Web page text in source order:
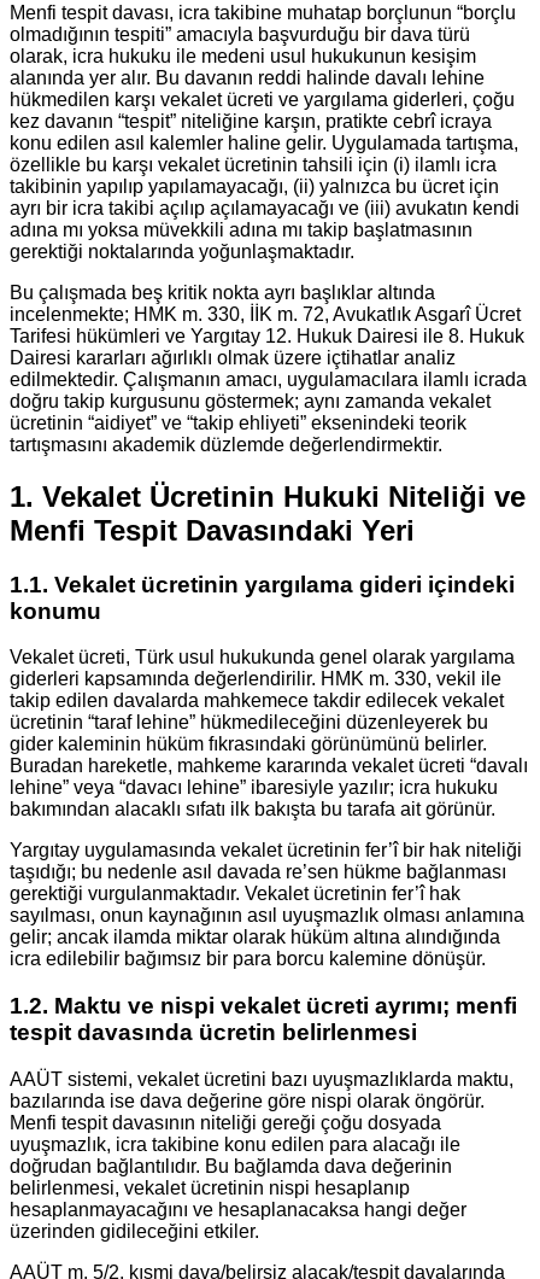
Menfi tespit davası, icra takibine muhatap borçlunun “borçlu
olmadığının tespiti” amacıyla başvurduğu bir dava türü
olarak, icra hukuku ile medeni usul hukukunun kesişim
alanında yer alır. Bu davanın reddi halinde davalı lehine
hükmedilen karşı vekalet ücreti ve yargılama giderleri, çoğu
kez davanın “tespit” niteliğine karşın, pratikte cebrî icraya
konu edilen asıl kalemler haline gelir. Uygulamada tartışma,
özellikle bu karşı vekalet ücretinin tahsili için (i) ilamlı icra
takibinin yapılıp yapılamayacağı, (ii) yalnızca bu ücret için
ayrı bir icra takibi açılıp açılamayacağı ve (iii) avukatın kendi
adına mı yoksa müvekkili adına mı takip başlatmasının
gerektiği noktalarında yoğunlaşmaktadır.
Bu çalışmada beş kritik nokta ayrı başlıklar altında
incelenmekte; HMK m. 330, İİK m. 72, Avukatlık Asgarî Ücret
Tarifesi hükümleri ve Yargıtay 12. Hukuk Dairesi ile 8. Hukuk
Dairesi kararları ağırlıklı olmak üzere içtihatlar analiz
edilmektedir. Çalışmanın amacı, uygulamacılara ilamlı icrada
doğru takip kurgusunu göstermek; aynı zamanda vekalet
ücretinin “aidiyet” ve “takip ehliyeti” eksenindeki teorik
tartışmasını akademik düzlemde değerlendirmektir.
1. Vekalet Ücretinin Hukuki Niteliği ve
Menfi Tespit Davasındaki Yeri
1.1. Vekalet ücretinin yargılama gideri içindeki
konumu
Vekalet ücreti, Türk usul hukukunda genel olarak yargılama
giderleri kapsamında değerlendirilir. HMK m. 330, vekil ile
takip edilen davalarda mahkemece takdir edilecek vekalet
ücretinin “taraf lehine” hükmedileceğini düzenleyerek bu
gider kaleminin hüküm fıkrasındaki görünümünü belirler.
Buradan hareketle, mahkeme kararında vekalet ücreti “davalı
lehine” veya “davacı lehine” ibaresiyle yazılır; icra hukuku
bakımından alacaklı sıfatı ilk bakışta bu tarafa ait görünür.
Yargıtay uygulamasında vekalet ücretinin fer’î bir hak niteliği
taşıdığı; bu nedenle asıl davada re’sen hükme bağlanması
gerektiği vurgulanmaktadır. Vekalet ücretinin fer’î hak
sayılması, onun kaynağının asıl uyuşmazlık olması anlamına
gelir; ancak ilamda miktar olarak hüküm altına alındığında
icra edilebilir bağımsız bir para borcu kalemine dönüşür.
1.2. Maktu ve nispi vekalet ücreti ayrımı; menfi
tespit davasında ücretin belirlenmesi
AAÜT sistemi, vekalet ücretini bazı uyuşmazlıklarda maktu,
bazılarında ise dava değerine göre nispi olarak öngörür.
Menfi tespit davasının niteliği gereği çoğu dosyada
uyuşmazlık, icra takibine konu edilen para alacağı ile
doğrudan bağlantılıdır. Bu bağlamda dava değerinin
belirlenmesi, vekalet ücretinin nispi hesaplanıp
hesaplanmayacağını ve hesaplanacaksa hangi değer
üzerinden gidileceğini etkiler.
AAÜT m. 5/2, kısmi dava/belirsiz alacak/tespit davalarında